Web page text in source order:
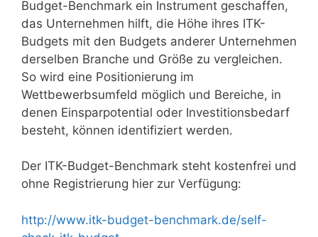
Budget-Benchmark ein Instrument geschaffen,
das Unternehmen hilft, die Höhe ihres ITK-
Budgets mit den Budgets anderer Unternehmen
derselben Branche und Größe zu vergleichen.
So wird eine Positionierung im
Wettbewerbsumfeld möglich und Bereiche, in
denen Einsparpotential oder Investitionsbedarf
besteht, können identifiziert werden.
Der ITK-Budget-Benchmark steht kostenfrei und
ohne Registrierung hier zur Verfügung:
http://www.itk-budget-benchmark.de/self-